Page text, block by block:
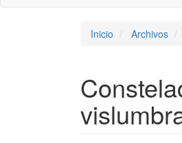
Inicio Archivos